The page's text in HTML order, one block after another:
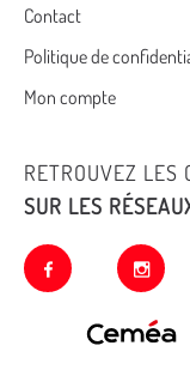
Cemea
footer
Contact
Politique de
Mon compte
RETROUVEZ LES
SUR LES
facebook